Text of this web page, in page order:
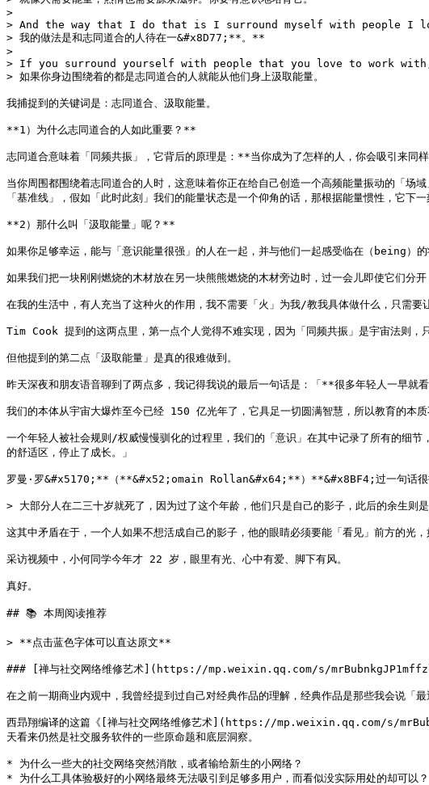
>
> And the way that I do that is I surround myself with people I
> 我的做法是和志同道合的人待在一&#x8D77;**。**
>
> If you surround yourself with people that you love to work
> 如果你身边围绕着的都是志同道合的人就能从他们身上汲取能量。
我捕捉到的关键词是：志同道合、汲取能量。
**1）为什么志同道合的人如此重要？**
志同道合意味着「同频共振」，它背后的原理是：**当你成为了怎样的人，你会吸引来同
当你周围都围绕着志同道合的人时，这意味着你正在给自己创造一个高频能量振动的「场
「基准线」，假如「此时此刻」我们的能量状态是一个仰角的话，那根据能量惯性，它下
**2）那什么叫「汲取能量」呢？**
如果你足够幸运，能与「意识能量很强」的人在一起，并与他们一起感受临在（being
如果我们把一块刚刚燃烧的木材放在另一块熊熊燃烧的木材旁边时，过一会儿即使它们
在我的生活中，有人充当了这种火的作用，我不需要「火」为我/教我具体做什么，只需要
Tim Cook 提到的这两点里，第一点个人觉得不难实现，因为「同频共振」是宇宙法则，
但他提到的第二点「汲取能量」是真的很难做到。
昨天深夜和朋友语音聊到了两点多，我记得我说的最后一句话是：「**很多年轻人一早就
我们的本体从宇宙大爆炸至今已经 150 亿光年了，它具足一切圆满智慧，所以教育的本
一个年轻人被社会规则/权威慢慢驯化的过程里，我们的「意识」在其中记录了所有的细
的舒适区，停止了成长。」
罗曼·罗&#x5170;**（**&#x52;omain Rollan&#x64;**）**&#x8BF4;过一句话很
> 大部分人在二三十岁就死了，因为过了这个年龄，他们只是自己的影子，此后的余生则
这其中矛盾在于，一个人如果不想活成自己的影子，他的眼睛必须要能「看见」前方的光
采访视频中，小何同学今年才 22 岁，眼里有光、心中有爱、脚下有风。
真好。
## 📚 本周阅读推荐
> **点击蓝色字体可以直达原文**
### [禅与社交网络维修艺术](https://mp.weixin.qq.com/s/
在之前一期商业内观中，我曾经提到过自己对经典作品的理解，经典作品是那些我会说「
西昻翔编译的这篇《[禅与社交网络维修艺术](https://mp.weixin.qq.com/s/
天看来仍然是社交服务软件的一些原命题和底层洞察。
* 为什么一些大的社交网络突然消散，或者输给新生的小网络？
* 为什么工具体验极好的小网络最终无法吸引到足够多用户，而看似没实际用处的却可以？